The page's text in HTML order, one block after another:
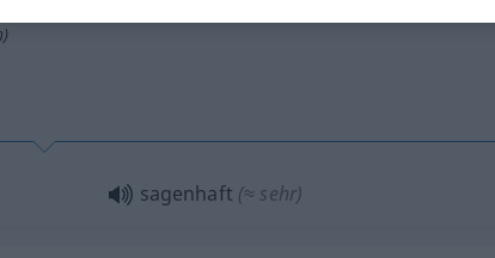
sagenhaft (≈ sehr)